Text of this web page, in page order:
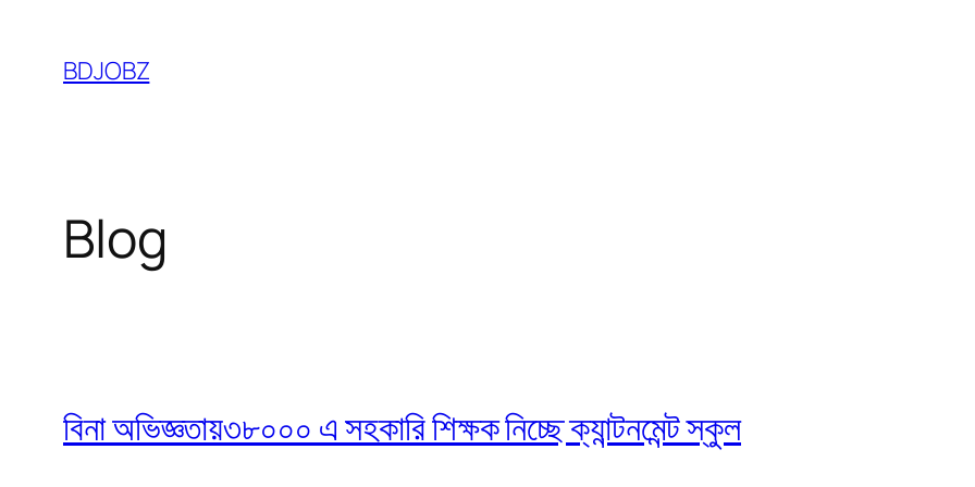
content
BDJOBZ
Blog
বিনা অভিজ্ঞতায়৩৮০০০ এ সহকারি শিক্ষক নিচ্ছে ক্যান্টনমেন্ট স্কুল